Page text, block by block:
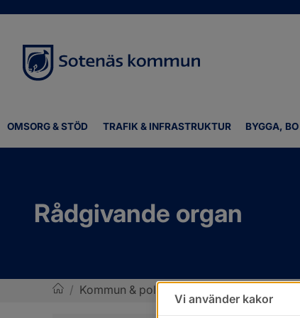
OMSORG & STÖD TRAFIK & INFRASTRUKTUR BYGGA,
Rådgivande organ
/ Kommun & politik
Vi använder kakor